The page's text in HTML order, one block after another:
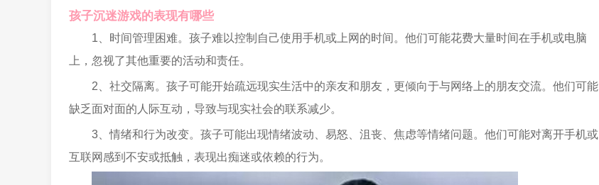
孩子沉迷游戏的表现有哪些
1、时间管理困难。孩子难以控制自己使用手机或上网的时间。他们可能花费大量时间在手机或电脑
上，忽视了其他重要的活动和责任。
2、社交隔离。孩子可能开始疏远现实生活中的亲友和朋友，更倾向于与网络上的朋友交流。他们可能
缺乏面对面的人际互动，导致与现实社会的联系减少。
3、情绪和行为改变。孩子可能出现情绪波动、易怒、沮丧、焦虑等情绪问题。他们可能对离开手机或
互联网感到不安或抵触，表现出痴迷或依赖的行为。